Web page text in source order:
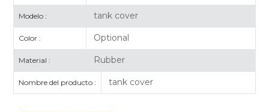
Modelo : tank cover
Color : Optional
Material : Rubber
Nombre del producto : tank cover